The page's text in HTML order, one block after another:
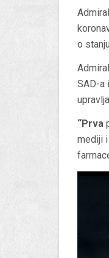
o
SAD-a
“Prva
mediji